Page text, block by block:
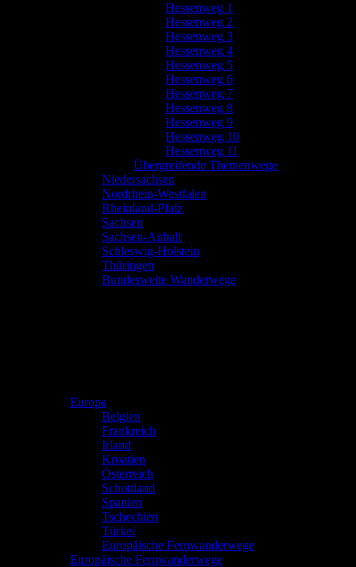
Hessenweg 1
Hessenweg 2
Hessenweg 3
Hessenweg 4
Hessenweg 5
Hessenweg 6
Hessenweg 7
Hessenweg 8
Hessenweg 9
Hessenweg 10
Hessenweg 11
Übergreifende Themenwege
Niedersachsen
Nordrhein-Westfalen
Rheinland-Pfalz
Sachsen
Sachsen-Anhalt
Schleswig-Holstein
Thüringen
Bundesweite Wanderwege
Europa
Belgien
Frankreich
Irland
Kroatien
Österreich
Schottland
Spanien
Tschechien
Türkei
Europäische Fernwanderwege
Europäische Fernwanderwege